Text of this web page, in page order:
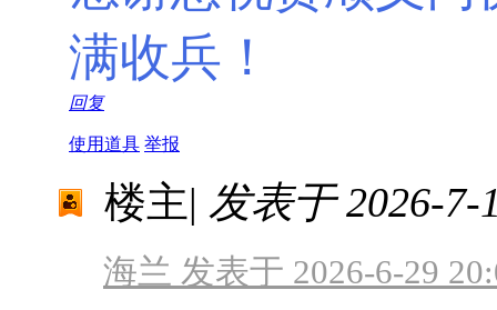
满收兵！
回复
使用道具 举报
楼主| 发表于 2026-7-
海兰 发表于 2026-6-29